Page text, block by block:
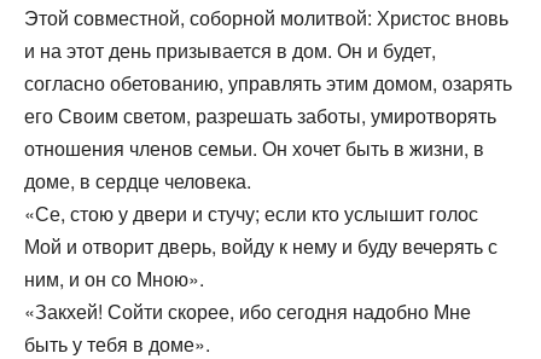
Этой совместной, соборной молитвой: Христос вновь
и на этот день призывается в дом. Он и будет,
согласно обетованию, управлять этим домом, озарять
его Своим светом, разрешать заботы, умиротворять
отношения членов семьи. Он хочет быть в жизни, в
доме, в сердце человека.
«Се, стою у двери и стучу; если кто услышит голос
Мой и отворит дверь, войду к нему и буду вечерять с
ним, и он со Мною».
«Закхей! Сойти скорее, ибо сегодня надобно Мне
быть у тебя в доме».